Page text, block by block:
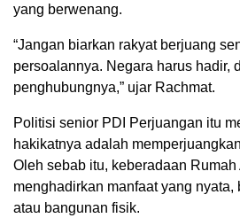
yang berwenang.
“Jangan biarkan rakyat berjuang
persoalannya. Negara harus hadir,
penghubungnya,” ujar Rachmat.
Politisi senior PDI Perjuangan itu
hakikatnya adalah
Oleh sebab itu, keberadaan
menghadirkan manfaat yang nyata,
atau bangunan fisik.